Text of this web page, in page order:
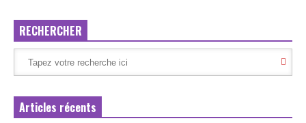
RECHERCHER
Articles récents